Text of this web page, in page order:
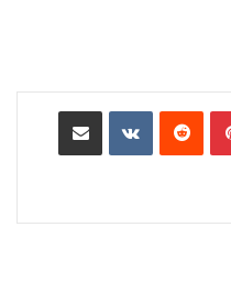
‫پین‌ترست‫رددیت ‫VKontakteاشتراک گذاری از طریق ایمیل